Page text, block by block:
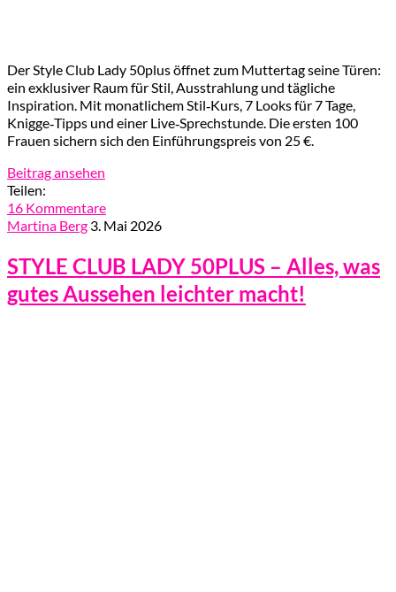
Der Style Club Lady 50plus öffnet zum Muttertag seine Türen:
ein exklusiver Raum für Stil, Ausstrahlung und tägliche
Inspiration. Mit monatlichem Stil‑Kurs, 7 Looks für 7 Tage,
Knigge‑Tipps und einer Live‑Sprechstunde. Die ersten 100
Frauen sichern sich den Einführungspreis von 25 €.
Beitrag ansehen
Teilen:
16 Kommentare
Martina Berg 3. Mai 2026
STYLE CLUB LADY 50PLUS – Alles, was
gutes Aussehen leichter macht!